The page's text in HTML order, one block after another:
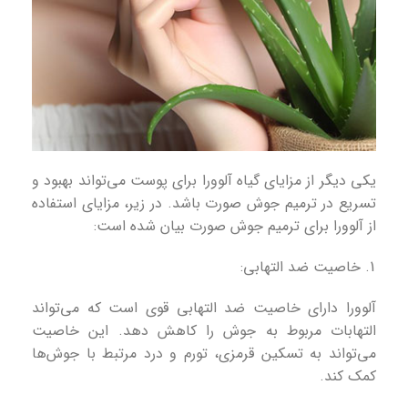
یکی دیگر از مزایای گیاه آلوورا برای پوست می‌تواند بهبود و
تسریع در ترمیم جوش صورت باشد. در زیر، مزایای استفاده
از آلوورا برای ترمیم جوش صورت بیان شده است:
خاصیت ضد التهابی:
آلوورا دارای خاصیت ضد التهابی قوی است که می‌تواند
التهابات مربوط به جوش را کاهش دهد. این خاصیت
می‌تواند به تسکین قرمزی، تورم و درد مرتبط با جوش‌ها
کمک کند.